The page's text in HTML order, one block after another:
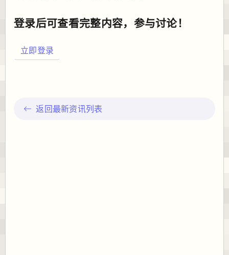
登录后可查看完整内容，参与讨论！
立即登录
返回最新资讯列表